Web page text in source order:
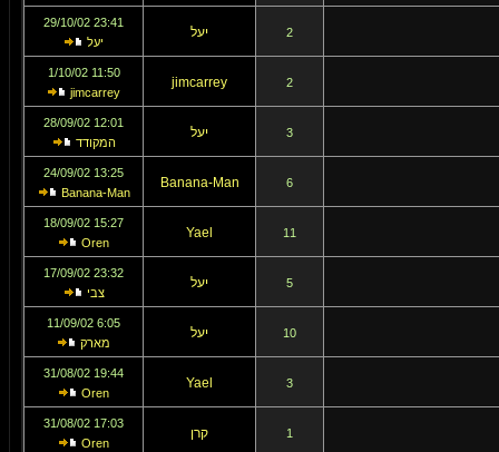
2 יעל
23:41 29/10/02
יעל
2
jimcarrey
11:50 1/10/02
jimcarrey
3 יעל
12:01 28/09/02
המקודד
6
Banana-Man
13:25 24/09/02
Banana-Man
11
Yael
15:27 18/09/02
Oren
5 יעל
23:32 17/09/02
צבי
10 יעל
6:05 11/09/02
מארק
3
Yael
19:44 31/08/02
Oren
1 קרן
17:03 31/08/02
Oren